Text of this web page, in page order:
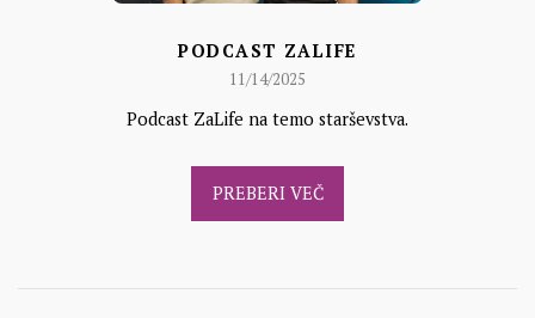
PODCAST ZALIFE
11/14/2025
Podcast ZaLife na temo starševstva.
PREBERI VEČ